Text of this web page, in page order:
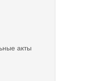
акты